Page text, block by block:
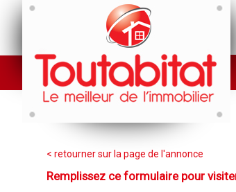
< retourner sur la page de l'annonce
Remplissez ce formulaire pour